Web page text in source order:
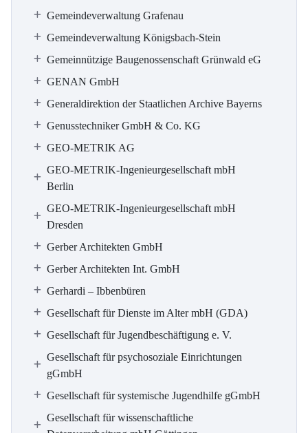
Gemeindeverwaltung Grafenau
Gemeindeverwaltung Königsbach-Stein
Gemeinnützige Baugenossenschaft Grünwald eG
GENAN GmbH
Generaldirektion der Staatlichen Archive Bayerns
Genusstechniker GmbH & Co. KG
GEO-METRIK AG
GEO-METRIK-Ingenieurgesellschaft mbH
Berlin
GEO-METRIK-Ingenieurgesellschaft mbH
Dresden
Gerber Architekten GmbH
Gerber Architekten Int. GmbH
Gerhardi – Ibbenbüren
Gesellschaft für Dienste im Alter mbH (GDA)
Gesellschaft für Jugendbeschäftigung e. V.
Gesellschaft für psychosoziale Einrichtungen
gGmbH
Gesellschaft für systemische Jugendhilfe gGmbH
Gesellschaft für wissenschaftliche